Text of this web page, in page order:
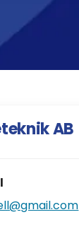
AB